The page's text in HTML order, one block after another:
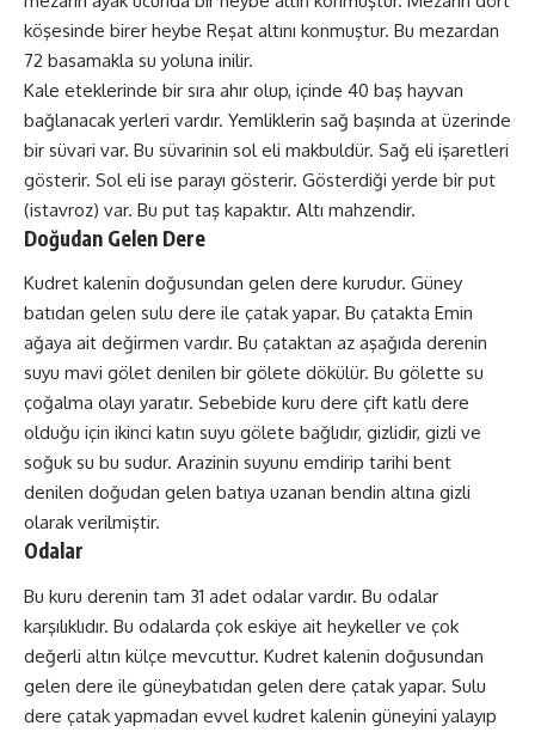
köşesinde birer heybe Reşat altını konmuştur. Bu mezardan
72 basamakla su yoluna inilir.
Kale eteklerinde bir sıra ahır olup, içinde 40 baş hayvan
bağlanacak yerleri vardır. Yemliklerin sağ başında at üzerinde
bir süvari var. Bu süvarinin sol eli makbuldür. Sağ eli işaretleri
gösterir. Sol eli ise parayı gösterir. Gösterdiği yerde bir put
(istavroz) var. Bu put taş kapaktır. Altı mahzendir.
Doğudan Gelen Dere
Kudret kalenin doğusundan gelen dere kurudur. Güney
batıdan gelen sulu dere ile çatak yapar. Bu çatakta Emin
ağaya ait değirmen vardır. Bu çataktan az aşağıda derenin
suyu mavi gölet denilen bir gölete dökülür. Bu gölette su
çoğalma olayı yaratır. Sebebide kuru dere çift katlı dere
olduğu için ikinci katın suyu gölete bağlıdır, gizlidir, gizli ve
soğuk su bu sudur. Arazinin suyunu emdirip tarihi bent
denilen doğudan gelen batıya uzanan bendin altına gizli
olarak verilmiştir.
Odalar
Bu kuru derenin tam 31 adet odalar vardır. Bu odalar
karşılıklıdır. Bu odalarda çok eskiye ait heykeller ve çok
değerli altın külçe mevcuttur. Kudret kalenin doğusundan
gelen dere ile güneybatıdan gelen dere çatak yapar. Sulu
dere çatak yapmadan evvel kudret kalenin güneyini yalayıp